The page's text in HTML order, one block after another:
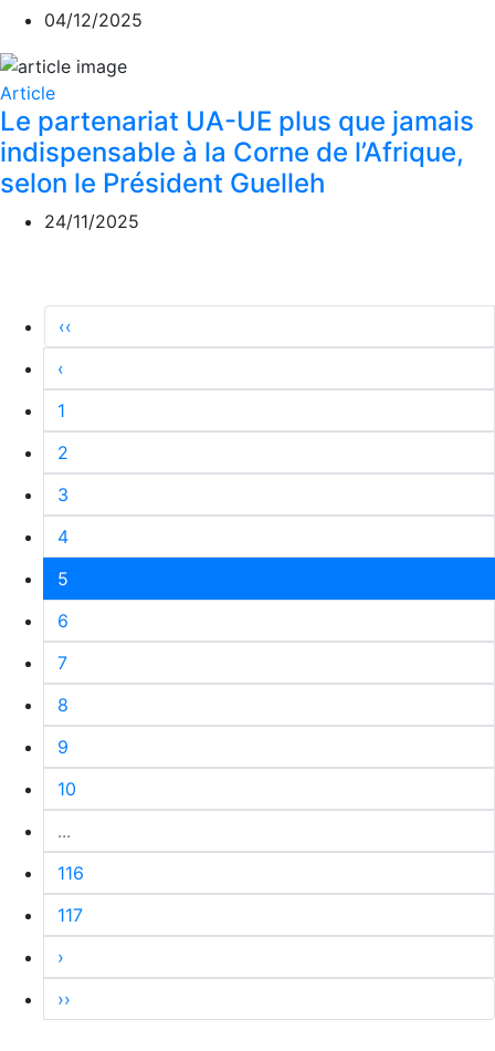
04/12/2025
Article
Le partenariat UA-UE plus que jamais
indispensable à la Corne de l’Afrique,
selon le Président Guelleh
24/11/2025
‹‹
‹
1
2
3
4
5
6
7
8
9
10
...
116
117
›
››